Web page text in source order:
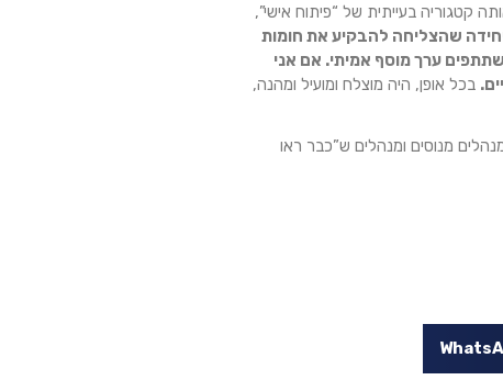
קטגוריה בעייתית של “פיתוח אישי”,
שהצליחה להבקיע את חומות
ערך מוסף אמיתי. אם אני
בכל אופן, היה מוצלח ומועיל ומהנה,
מנוסים ומנהלים ש”כבר ראו